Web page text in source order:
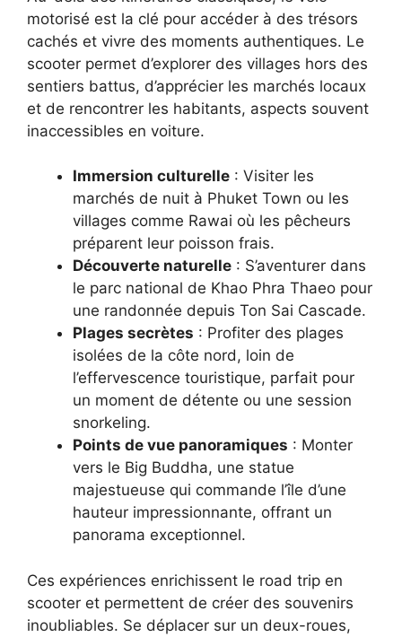
motorisé est la clé pour accéder à des trésors
cachés et vivre des moments authentiques. Le
scooter permet d’explorer des villages hors des
sentiers battus, d’apprécier les marchés locaux
et de rencontrer les habitants, aspects souvent
inaccessibles en voiture.
Immersion culturelle : Visiter les
marchés de nuit à Phuket Town ou les
villages comme Rawai où les pêcheurs
préparent leur poisson frais.
Découverte naturelle : S’aventurer dans
le parc national de Khao Phra Thaeo pour
une randonnée depuis Ton Sai Cascade.
Plages secrètes : Profiter des plages
isolées de la côte nord, loin de
l’effervescence touristique, parfait pour
un moment de détente ou une session
snorkeling.
Points de vue panoramiques : Monter
vers le Big Buddha, une statue
majestueuse qui commande l’île d’une
hauteur impressionnante, offrant un
panorama exceptionnel.
Ces expériences enrichissent le road trip en
scooter et permettent de créer des souvenirs
inoubliables. Se déplacer sur un deux-roues,